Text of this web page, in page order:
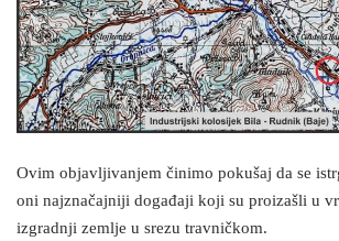
Ovim objavljivanjem činimo pokušaj da se
oni najznačajniji događaji koji su proizašli u
izgradnji zemlje u srezu travničkom.